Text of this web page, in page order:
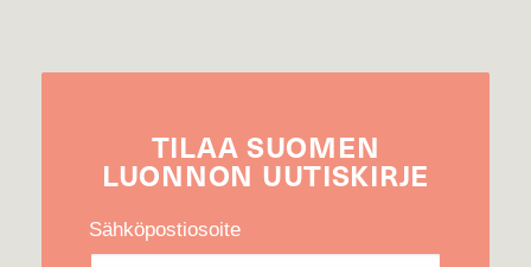
TILAA SUOMEN
LUONNON UUTIS­KIRJE
Sähköpostiosoite